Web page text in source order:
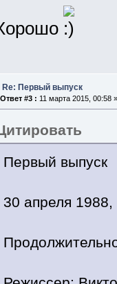
Re: Первый выпуск
Ответ #3 : 11 марта 2015, 00:58 »
Первый выпуск
30 апреля